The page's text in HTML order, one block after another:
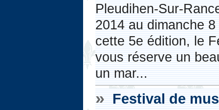
Pleudihen-Sur-
2014 au dimanche
cette 5e édition, le
vous réserve un
un mar...
» Festival de